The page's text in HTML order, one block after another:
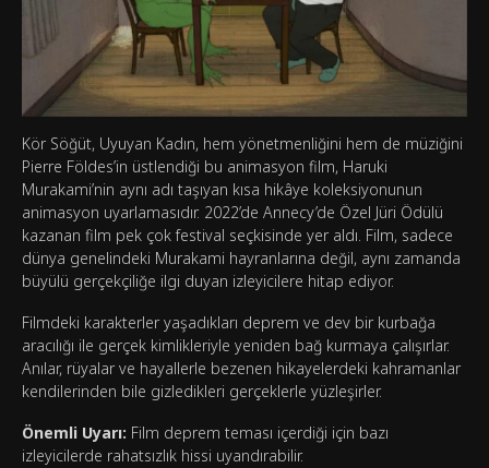
Kör Söğüt, Uyuyan Kadın, hem yönetmenliğini hem de müziğini
Pierre Földes’in üstlendiği bu animasyon film, Haruki
Murakami’nin aynı adı taşıyan kısa hikâye koleksiyonunun
animasyon uyarlamasıdır. 2022’de Annecy’de Özel Jüri Ödülü
kazanan film pek çok festival seçkisinde yer aldı. Film, sadece
dünya genelindeki Murakami hayranlarına değil, aynı zamanda
büyülü gerçekçiliğe ilgi duyan izleyicilere hitap ediyor.
Filmdeki karakterler yaşadıkları deprem ve dev bir kurbağa
aracılığı ile gerçek kimlikleriyle yeniden bağ kurmaya çalışırlar.
Anılar, rüyalar ve hayallerle bezenen hikayelerdeki kahramanlar
kendilerinden bile gizledikleri gerçeklerle yüzleşirler.
Önemli Uyarı: Film deprem teması içerdiği için bazı
izleyicilerde rahatsızlık hissi uyandırabilir.